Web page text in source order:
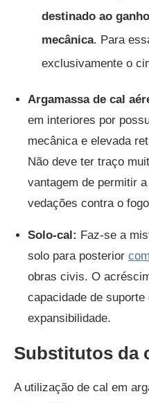
destinado ao
mecânica. Para
exclusivamente o
Argamassa de cal
em interiores por
mecânica e elevada
Não deve ter traço
vantagem de permitir
vedações contra o
Solo-cal: Faz-se a
solo para posterior
obras civis. O
capacidade de
expansibilidade.
Substitutos da
A utilização de cal em